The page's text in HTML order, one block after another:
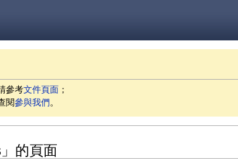
參考文件頁面 ；
閱參與我們。
的頁面